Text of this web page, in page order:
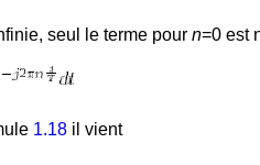
seul le terme pour n=0 est
1.18 il vient